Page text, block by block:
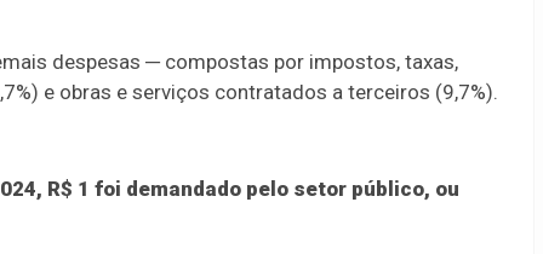
despesas ─ compostas por impostos, taxas,
e obras e serviços contratados a terceiros (9,7%).
R$ 1 foi demandado pelo setor público, ou